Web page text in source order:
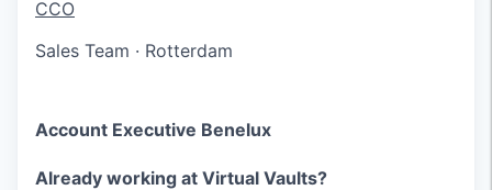
CCO
Sales Team · Rotterdam
Account Executive Benelux
Already working at Virtual Vaults?